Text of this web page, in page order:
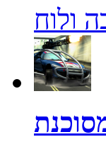
ולוח